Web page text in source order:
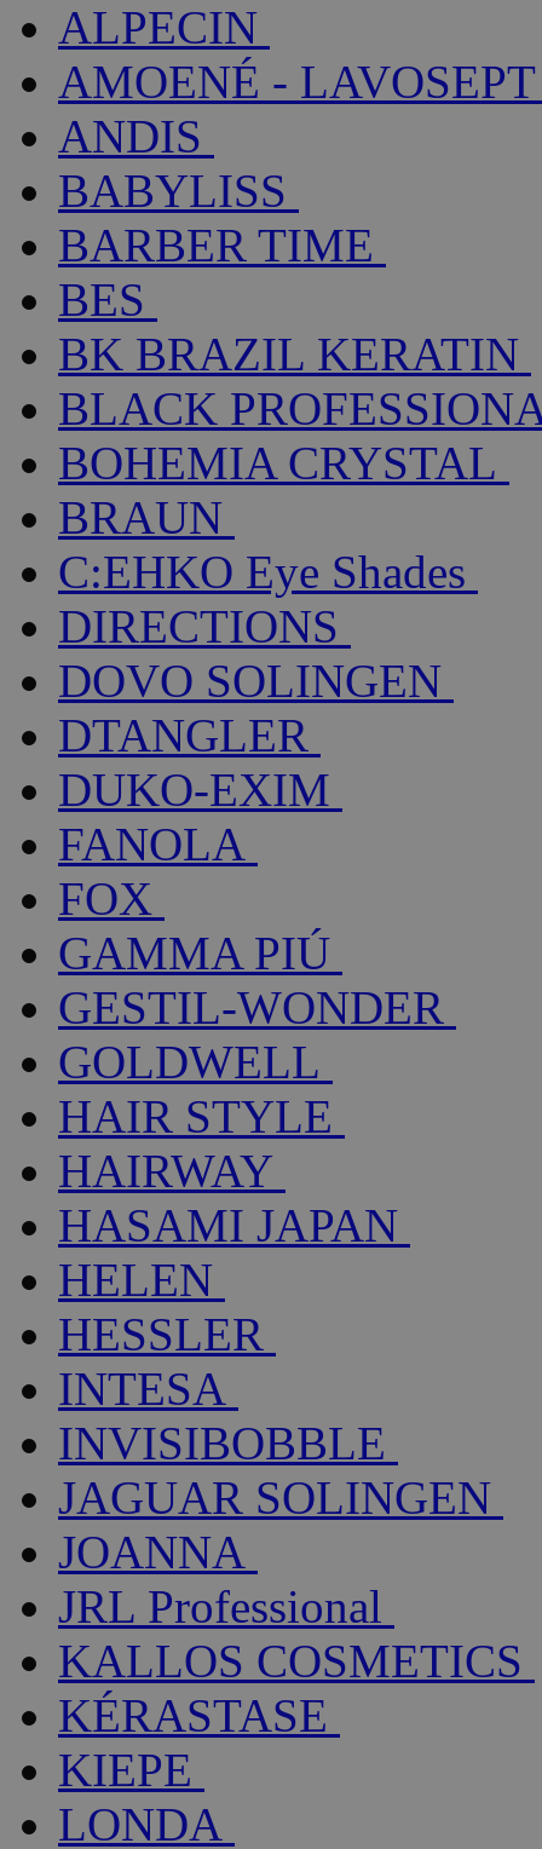
ALPECIN
AMOENÉ - LAVOSEPT
ANDIS
BABYLISS
BARBER TIME
BES
BK BRAZIL KERATIN
BLACK
BOHEMIA CRYSTAL
BRAUN
C:EHKO Eye Shades
DIRECTIONS
DOVO SOLINGEN
DTANGLER
DUKO-EXIM
FANOLA
FOX
GAMMA PIÚ
GESTIL-WONDER
GOLDWELL
HAIR STYLE
HAIRWAY
HASAMI JAPAN
HELEN
HESSLER
INTESA
INVISIBOBBLE
JAGUAR SOLINGEN
JOANNA
JRL Professional
KALLOS COSMETICS
KÉRASTASE
KIEPE
LONDA